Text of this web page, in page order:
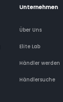
Unternehmen
Über Uns
Elite Lab
Händler werden
Händlersuche